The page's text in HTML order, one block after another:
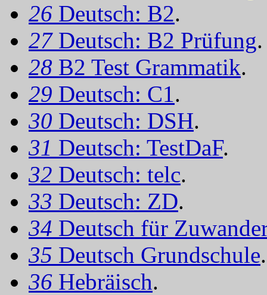
26 Deutsch: B2.
27 Deutsch: B2 Prüfung.
28 B2 Test Grammatik.
29 Deutsch: C1.
30 Deutsch: DSH.
31 Deutsch: TestDaF.
32 Deutsch: telc.
33 Deutsch: ZD.
34 Deutsch für
35 Deutsch Grundschule.
36 Hebräisch.